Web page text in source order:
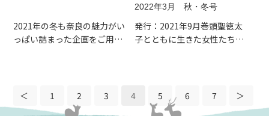
2021年の冬も奈良の魅力がい
っぱい詰まった企画をご用意
2022年3月 秋・冬号
発行：2021年9月巻頭聖徳太
子とともに生きた女性たち特
1 2 3 4 5 6 7